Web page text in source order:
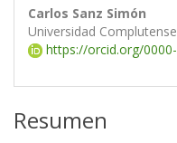
Carlos Sanz Simón
Universidad
https://orcid.org/
Resumen